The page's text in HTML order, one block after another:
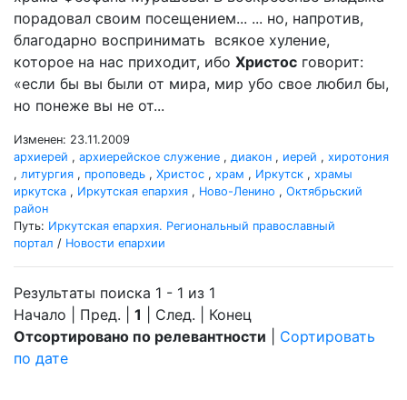
порадовал своим посещением... ... но, напротив,
благодарно воспринимать всякое хуление,
которое на нас приходит, ибо Христос говорит:
«если бы вы были от мира, мир убо свое любил бы,
но понеже вы не от...
Изменен: 23.11.2009
архиерей , архиерейское служение , диакон , иерей , хиротония
, литургия , проповедь , Христос , храм , Иркутск , храмы
иркутска , Иркутская епархия , Ново-Ленино , Октябрьский
район
Путь: Иркутская епархия. Региональный православный
портал / Новости епархии
Результаты поиска 1 - 1 из 1
Начало | Пред. | 1 | След. | Конец
Отсортировано по релевантности
Сортировать
по дате